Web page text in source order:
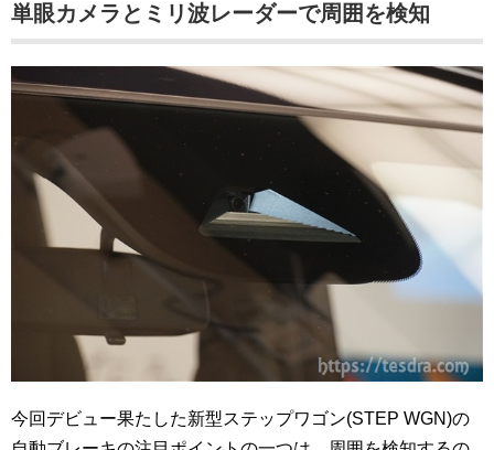
単眼カメラとミリ波レーダーで周囲を検知
今回デビュー果たした新型ステップワゴン(STEP WGN)の